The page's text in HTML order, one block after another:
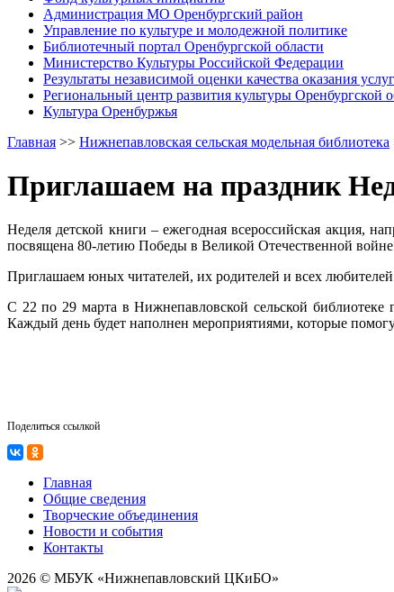
Администрация МО Оренбургский район
Управление по культуре и молодежной политике
Библиотечный портал Оренбургской области
Министерство Культуры Российской Федерации
Результаты независимой оценки качества оказания услуг
Региональный центр развития культуры Оренбургской
Культура Оренбуржья
Главная >> Нижнепавловская сельская модельная библиотека
Приглашаем на праздник
Неделя детской книги – ежегодная всероссийская акция,
посвящена 80-летию Победы в Великой Отечественной
Приглашаем юных читателей, их родителей и всех
С 22 по 29 марта в Нижнепавловской сельской библиотеке
Каждый день будет наполнен мероприятиями, которые
Поделиться ссылкой
Главная
Общие сведения
Творческие объединения
Новости и события
Контакты
2026 © МБУК «Нижнепавловский ЦКиБО»